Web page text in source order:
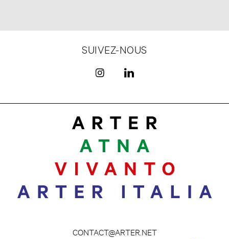
SUIVEZ-NOUS
CONTACT@ARTER.NET